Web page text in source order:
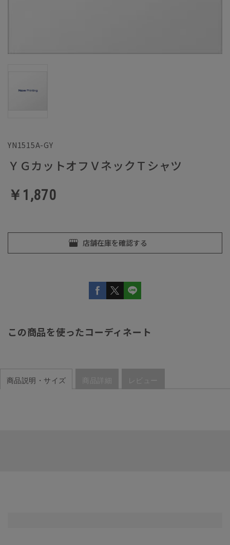
YN1515A-GY
ＹＧカットオフＶネックＴシャツ
￥1,870
この商品を使ったコーディネート
商品説明・サイズ 商品詳細 レビュー